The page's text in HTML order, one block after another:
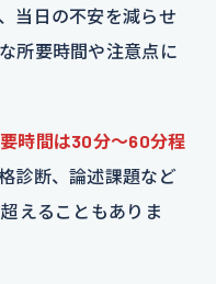
当日の不安を減らせ
所要時間や注意点に
時間は30分〜60分程
診断、論述課題など
えることもありま